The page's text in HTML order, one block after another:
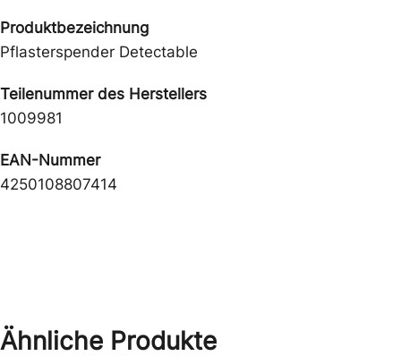
Produktbezeichnung
Pflasterspender Detectable
Teilenummer des Herstellers
1009981
EAN-Nummer
4250108807414
Ähnliche Produkte